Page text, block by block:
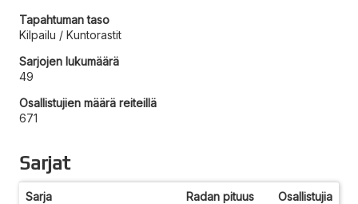
Tapahtuman taso
Kilpailu / Kuntorastit
Sarjojen lukumäärä
49
Osallistujien määrä reiteillä
671
Sarjat
Sarja Radan pituus Osallistujia